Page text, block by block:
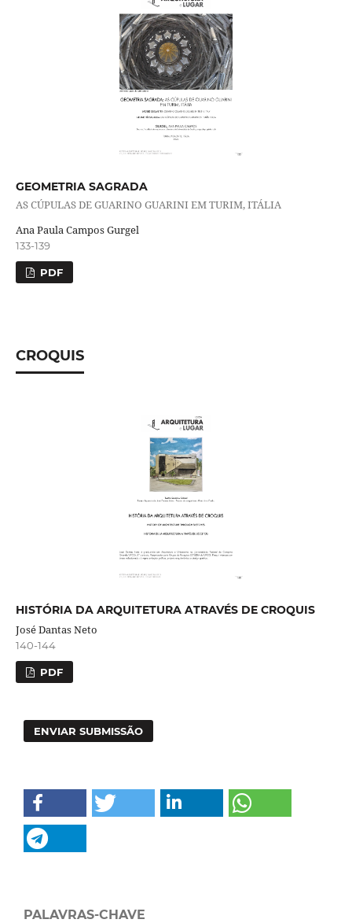
GEOMETRIA SAGRADA
AS CÚPULAS DE GUARINO GUARINI EM TURIM, ITÁLIA
Ana Paula Campos Gurgel
133-139
PDF
CROQUIS
HISTÓRIA DA ARQUITETURA ATRAVÉS DE CROQUIS
José Dantas Neto
140-144
PDF
ENVIAR SUBMISSÃO
PALAVRAS-CHAVE